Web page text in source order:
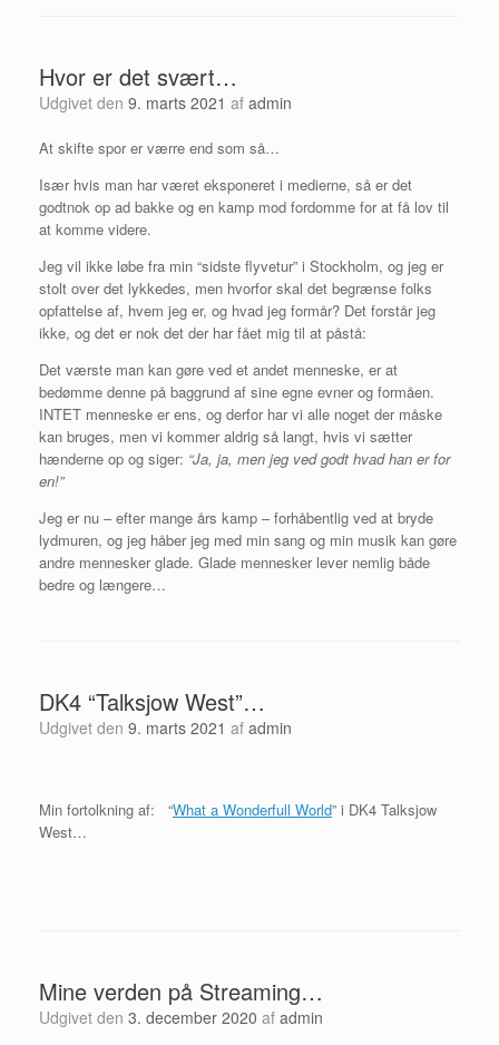
Hvor er det svært…
Udgivet den 9. marts 2021 af admin
At skifte spor er værre end som så…
Især hvis man har været eksponeret i medierne, så er det
godtnok op ad bakke og en kamp mod fordomme for at få lov til
at komme videre.
Jeg vil ikke løbe fra min “sidste flyvetur” i Stockholm, og jeg er
stolt over det lykkedes, men hvorfor skal det begrænse folks
opfattelse af, hvem jeg er, og hvad jeg formår? Det forstår jeg
ikke, og det er nok det der har fået mig til at påstå:
Det værste man kan gøre ved et andet menneske, er at
bedømme denne på baggrund af sine egne evner og formåen.
INTET menneske er ens, og derfor har vi alle noget der måske
kan bruges, men vi kommer aldrig så langt, hvis vi sætter
hænderne op og siger: “Ja, ja, men jeg ved godt hvad han er for
en!”
Jeg er nu – efter mange års kamp – forhåbentlig ved at bryde
lydmuren, og jeg håber jeg med min sang og min musik kan gøre
andre mennesker glade. Glade mennesker lever nemlig både
bedre og længere…
DK4 “Talksjow West”…
Udgivet den 9. marts 2021 af admin
Min fortolkning af: “What a Wonderfull World” i DK4 Talksjow
West…
Mine verden på Streaming…
Udgivet den 3. december 2020 af admin